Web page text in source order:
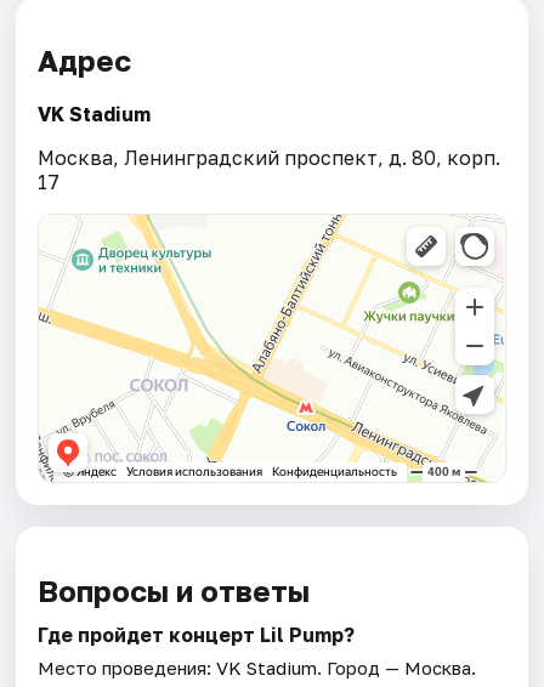
Адрес
VK Stadium
Москва, Ленинградский проспект, д. 80, корп.
17
Вопросы и ответы
Где пройдет концерт Lil Pump?
Место проведения:VK Stadium. Город — Москва.